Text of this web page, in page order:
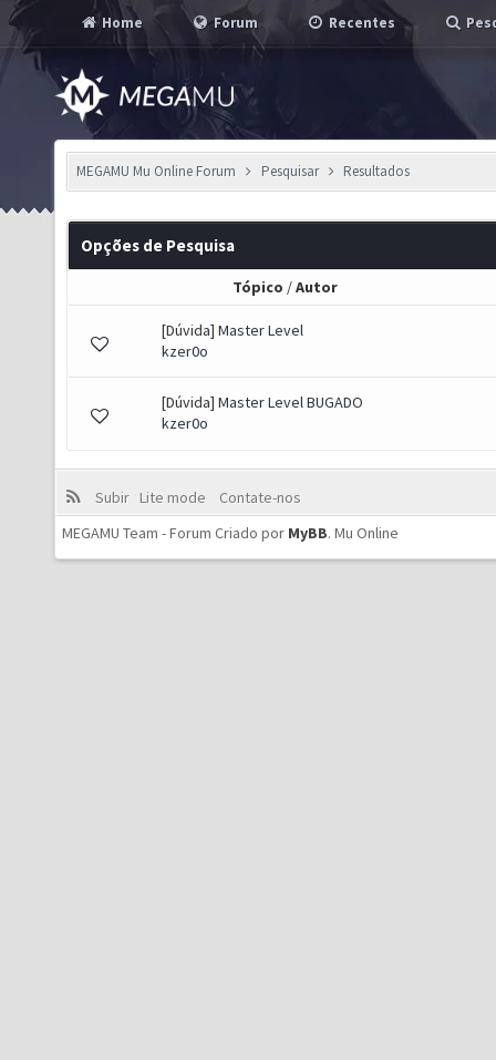
Home Forum Recentes
MEGAMU Mu Online Forum Pesquisar Resultados
Opções de Pesquisa
Tópico /Autor
[Dúvida] Master Level
kzer0o
[Dúvida] Master Level BUGADO
kzer0o
Subir Lite mode
Contate-nos
MEGAMU Team - Forum Criado por MyBB. Mu Online